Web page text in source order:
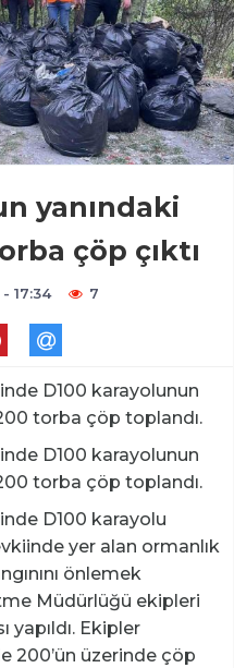
yanındaki
çöp çıktı
17:34 7
D100 karayolunun
torba çöp toplandı.
D100 karayolunun
torba çöp toplandı.
D100 karayolu
yer alan ormanlık
önlemek
Müdürlüğü ekipleri
yapıldı. Ekipler
200’ün üzerinde çöp